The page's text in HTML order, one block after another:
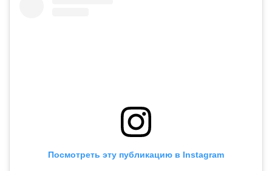
Посмотреть эту публикацию в Instagram